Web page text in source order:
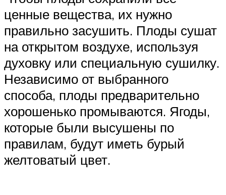
ценные вещества, их нужно
правильно засушить. Плоды сушат
на открытом воздухе, используя
духовку или специальную сушилку.
Независимо от выбранного
способа, плоды предварительно
хорошенько промываются. Ягоды,
которые были высушены по
правилам, будут иметь бурый
желтоватый цвет.